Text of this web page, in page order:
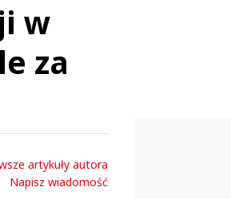
w
za
artykuły autora
Napisz wiadomość